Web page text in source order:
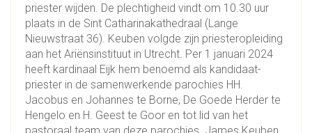
priester wijden. De plechtigheid vindt om 10.30 uur
plaats in de Sint Catharinakathedraal (Lange
Nieuwstraat 36). Keuben volgde zijn priesteropleiding
aan het Ariënsinstituut in Utrecht. Per 1 januari 2024
heeft kardinaal Eijk hem benoemd als kandidaat-
priester in de samenwerkende parochies HH.
Jacobus en Johannes te Borne, De Goede Herder te
Hengelo en H. Geest te Goor en tot lid van het